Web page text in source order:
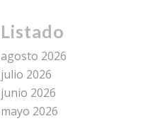
Listado
agosto 2026
julio 2026
junio 2026
mayo 2026